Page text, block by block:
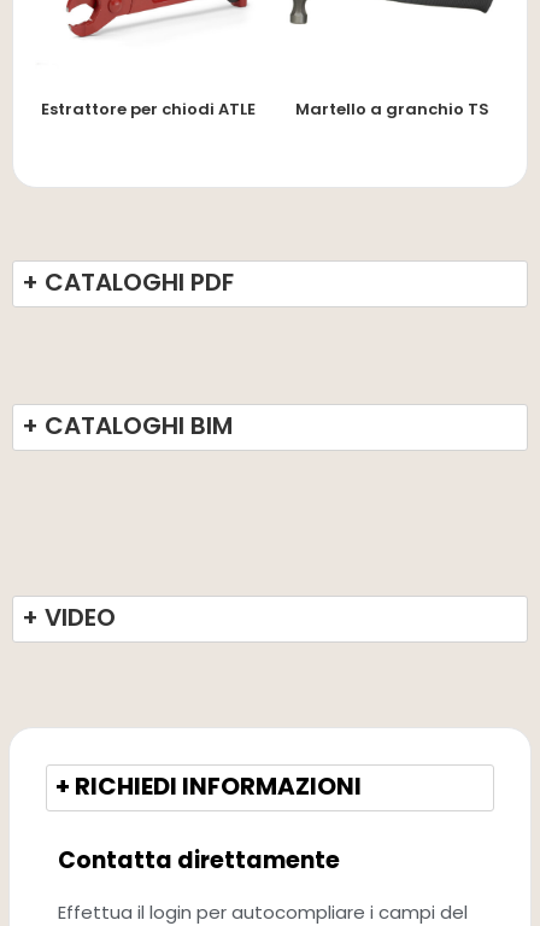
Estrattore per chiodi ATLE Martello a granchio TS
+ CATALOGHI PDF
+ CATALOGHI BIM
+ VIDEO
+ RICHIEDI INFORMAZIONI
Contatta direttamente
Effettua il login per autocompliare i campi del